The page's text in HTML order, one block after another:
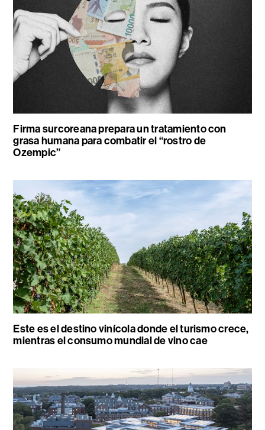
Firma surcoreana prepara un tratamiento con
grasa humana para combatir el “rostro de
Ozempic”
Este es el destino vinícola donde el turismo crece,
mientras el consumo mundial de vino cae